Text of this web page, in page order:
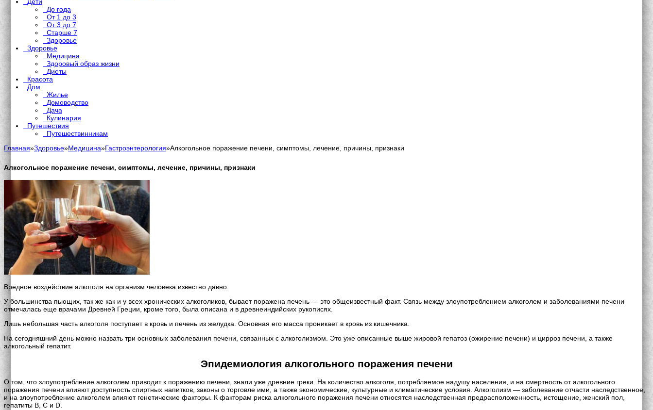
До года
От 1 до 3
От 3 до 7
Старше 7
Здоровье
Здоровье
Медицина
Здоровый образ жизни
Диеты
Красота
Дом
Жилье
Домоводство
Дача
Кулинария
Путешествия
Путешествинникам
Главная»Здоровье»Медицина»Гастроэнтерология»Алкогольное поражение печени, симптомы, лечение, причины, признаки
Алкогольное поражение печени, симптомы, лечение, причины, признаки
Вредное воздействие алкоголя на организм человека известно давно.
У большинства пьющих, так же как и у всех хронических алкоголиков, бывает поражена печень — это общеизвестный факт. Связь между злоупотреблением алкоголем и заболеваниями печени
отмечалась еще врачами Древней Греции, кроме того, была описана и в древнеиндийских рукописях.
Лишь небольшая часть алкоголя поступает в кровь и печень из желудка. Основная его масса проникает в кровь из кишечника.
На сегодняшний день можно назвать три основных заболевания печени, связанных с алкоголизмом. Это уже описанные выше жировой гепатоз (ожирение печени) и цирроз печени, а также
алкогольный гепатит.
Эпидемиология алкогольного поражения печени
О том, что злоупотребление алкоголем приводит к поражению печени, знали уже древние греки. На количество алкоголя, потребляемое надушу населения, и на смертность от алкогольного
поражения печени влияют доступность спиртных напитков, законы о торговле ими, а также экономические, культурные и климатические условия. Алкоголизм — заболевание отчасти наследственное,
и на злоупотребление алкоголем влияют генетические факторы. К факторам риска алкогольного поражения печени относятся наследственная предрасположенность, истощение, женский пол,
гепатиты В, С и D.